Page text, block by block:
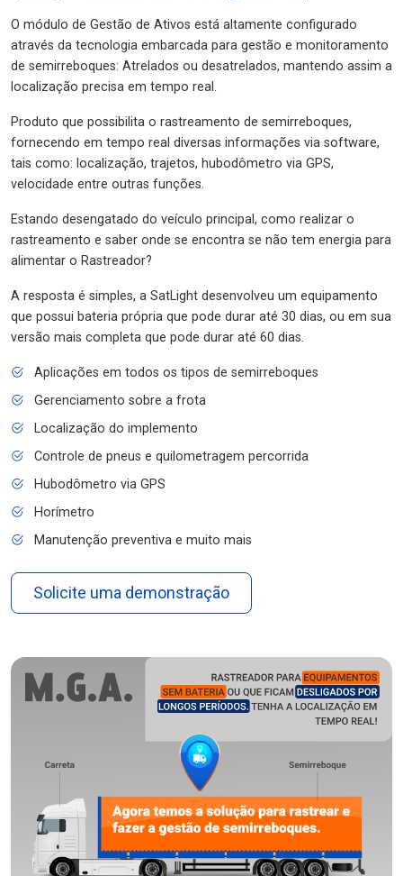
O módulo de Gestão de Ativos está altamente configurado
através da tecnologia embarcada para gestão e monitoramento
de semirreboques: Atrelados ou desatrelados, mantendo assim a
localização precisa em tempo real.
Produto que possibilita o rastreamento de semirreboques,
fornecendo em tempo real diversas informações via software,
tais como: localização, trajetos, hubodômetro via GPS,
velocidade entre outras funções.
Estando desengatado do veículo principal, como realizar o
rastreamento e saber onde se encontra se não tem energia para
alimentar o Rastreador?
A resposta é simples, a SatLight desenvolveu um equipamento
que possui bateria própria que pode durar até 30 dias, ou em sua
versão mais completa que pode durar até 60 dias.
Aplicações em todos os tipos de semirreboques
Gerenciamento sobre a frota
Localização do implemento
Controle de pneus e quilometragem percorrida
Hubodômetro via GPS
Horímetro
Manutenção preventiva e muito mais
Solicite uma demonstração